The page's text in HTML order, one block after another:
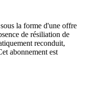
la forme d'une offre
de résiliation de
reconduit,
abonnement est